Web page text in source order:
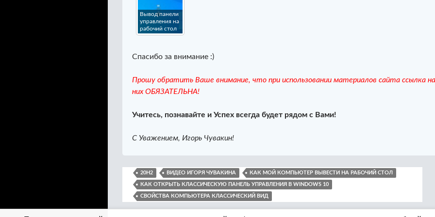
Вывод панели
управления на
рабочий стол
Спасибо за внимание :)
Прошу обратить Ваше внимание, что при использовании материалов сайта ссылка на
них ОБЯЗАТЕЛЬНА!
Учитесь, познавайте и Успех всегда будет рядом с Вами!
С Уважением, Игорь Чувакин!
20H2 ВИДЕО ИГОРЯ ЧУВАКИНА КАК МОЙ КОМПЬЮТЕР ВЫВЕСТИ НА РАБОЧИЙ СТОЛ
КАК ОТКРЫТЬ КЛАССИЧЕСКУЮ ПАНЕЛЬ УПРАВЛЕНИЯ В WINDOWS 10
СВОЙСТВА КОМПЬЮТЕРА КЛАССИЧЕСКИЙ ВИД